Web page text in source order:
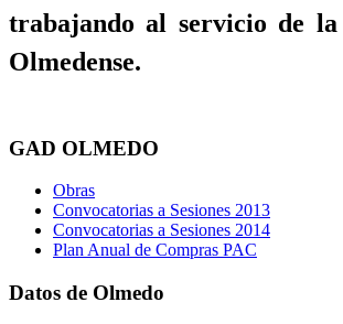
trabajando al servicio de la
Olmedense.
GAD OLMEDO
Obras
Convocatorias a Sesiones 2013
Convocatorias a Sesiones 2014
Plan Anual de Compras PAC
Datos de Olmedo